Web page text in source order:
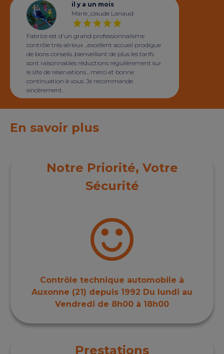
il y a un mois
Marie_claude Lanaud
Fabrice est d'un grand professionnalisme
contrôle très sérieux ...excellent accueil prodigue
de bons conseils ,bienveillant de plus les tarifs
sont raisonnables réductions régulièrement sur
le site de réservations... merci et bonne
continuation à vous. Je recommande
sincèrement.
En savoir plus
Notre Priorité, Votre
Sécurité
Contrôle technique automobile à
Auxonne (21) depuis 1992 Du lundi au
Vendredi de 8h00 à 18h00
Prestations